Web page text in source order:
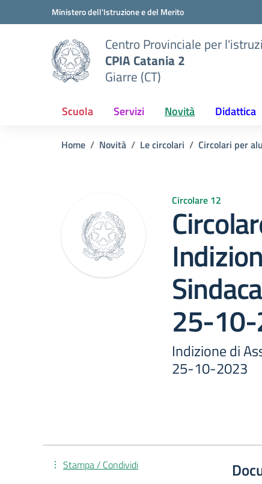
Vai ai contenuti
Vai al menu di navigazioneMinistero dell'Istruzione e del Merito
Centro Provinciale per
CPIA Catania 2
Giarre (CT)
Scuola Servizi Novità Didattica
Home Novità Le circolari Circolari per
Circolare 12
25-
Indizione di
25-10-2023
Stampa / Condividi